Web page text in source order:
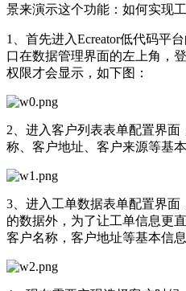
景来演示这个功能：如何实现
1、首先进入Ecreator低代码平
口在数据管理界面的左上角，
权限才会显示，如下图：
2、进入客户列表表单配置界
称、客户地址、客户来源等基
3、进入工单数据表单配置界
的数据外，为了让工单信息更
客户名称，客户地址等基本信